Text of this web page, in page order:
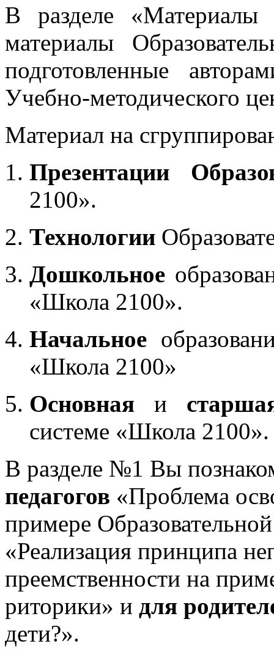
В разделе «Материалы
материалы
подготовленные
Учебно-методического
Материал на
Презентации
2100».
Технологии
Дошкольное
«Школа 2100».
Начальное
«Школа 2100»
Основная и
системе «Школа 2100».
В разделе №1 Вы
педагогов «Проблема
примере
«Реализация принципа
преемственности на
риторики» и для
дети?».